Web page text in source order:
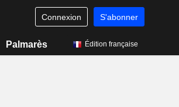
Connexion S'abonner
Palmarès Édition française